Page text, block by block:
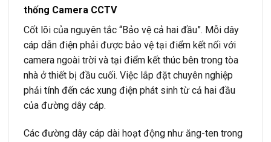
thống Camera CCTV
Cốt lõi của nguyên tắc “Bảo vệ cả hai đầu”. Mỗi dây
cáp dẫn điện phải được bảo vệ tại điểm kết nối với
camera ngoài trời và tại điểm kết thúc bên trong tòa
nhà ở thiết bị đầu cuối. Việc lắp đặt chuyên nghiệp
phải tính đến các xung điện phát sinh từ cả hai đầu
của đường dây cáp.
Các đường dây cáp dài hoạt động như ăng-ten trong